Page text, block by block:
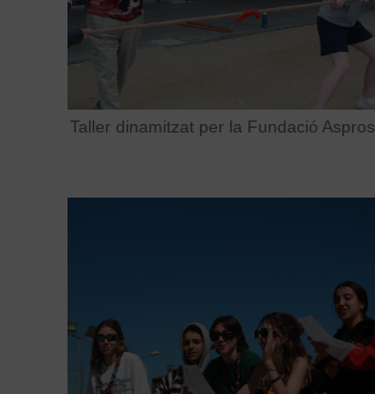
Taller dinamitzat per la Fundació Aspros